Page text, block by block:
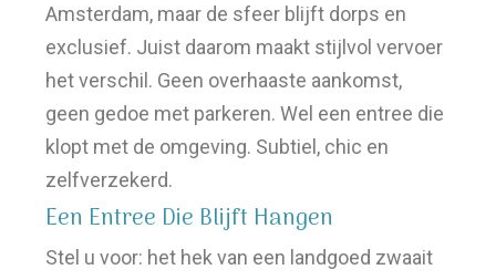
Amsterdam, maar de sfeer blijft dorps en
exclusief. Juist daarom maakt stijlvol vervoer
het verschil. Geen overhaaste aankomst,
geen gedoe met parkeren. Wel een entree die
klopt met de omgeving. Subtiel, chic en
zelfverzekerd.
Een Entree Die Blijft Hangen
Stel u voor: het hek van een landgoed zwaait